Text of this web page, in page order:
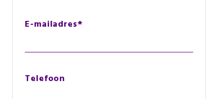
E-mailadres*
Telefoon